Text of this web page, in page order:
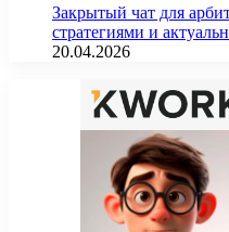
Закрытый чат для
стратегиями и
20.04.2026